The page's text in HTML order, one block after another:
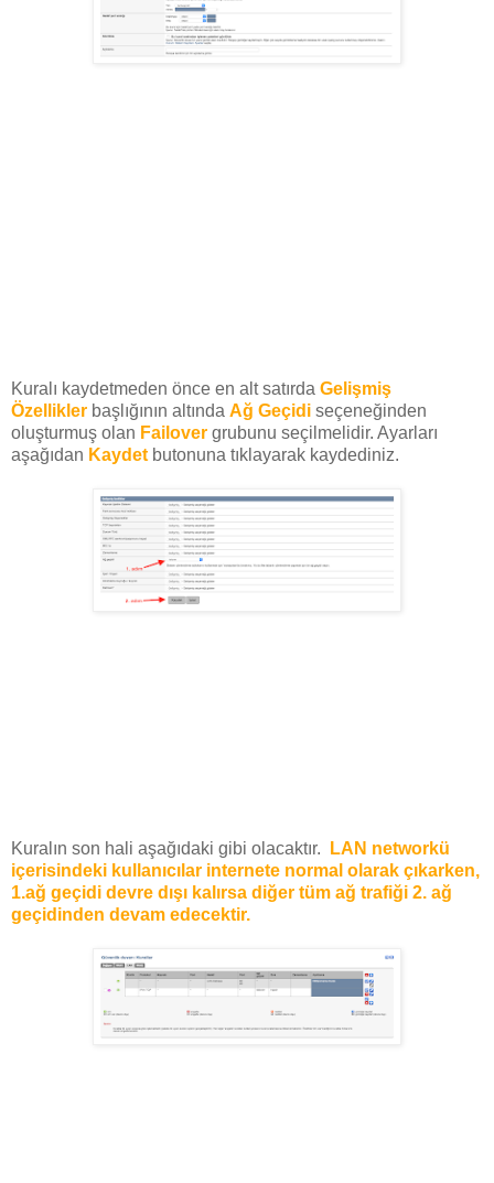
Kuralı kaydetmeden önce en alt satırda Gelişmiş
Özellikler başlığının altında Ağ Geçidi seçeneğinden
oluşturmuş olan Failover grubunu seçilmelidir. Ayarları
aşağıdan Kaydet butonuna tıklayarak kaydediniz.
Kuralın son hali aşağıdaki gibi olacaktır.
LAN networkü
içerisindeki kullanıcılar internete normal olarak çıkarken,
1.ağ geçidi devre dışı kalırsa diğer tüm ağ trafiği 2. ağ
geçidinden devam edecektir.